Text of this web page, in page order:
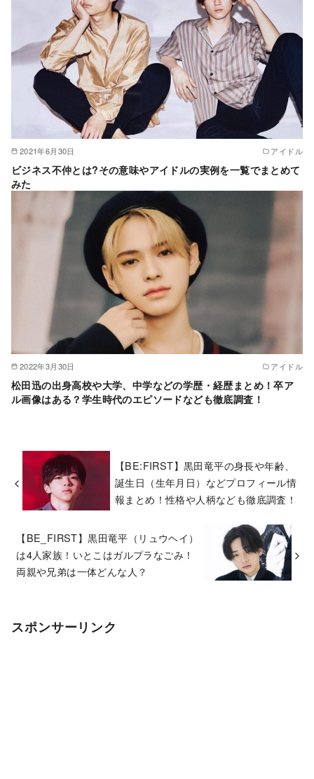
2021年6月30日 アイドル
ビジネス不仲とは?その意味やアイドルの実例を一覧でまとめて
みた
2022年3月30日 アイドル
松田迅の出身高校や大学、中学などの学歴・経歴まとめ！卒ア
ル画像はある？学生時代のエピソードなども徹底調査！
【BE:FIRST】黒田竜平の身長や年齢、
誕生日（生年月日）などプロフィール情
報まとめ！性格や人柄なども徹底調査！
【BE_FIRST】黒田竜平（リュウヘイ）
は4人家族！いとこはガルプラなごみ！
両親や兄弟は一体どんな人？
スポンサーリンク